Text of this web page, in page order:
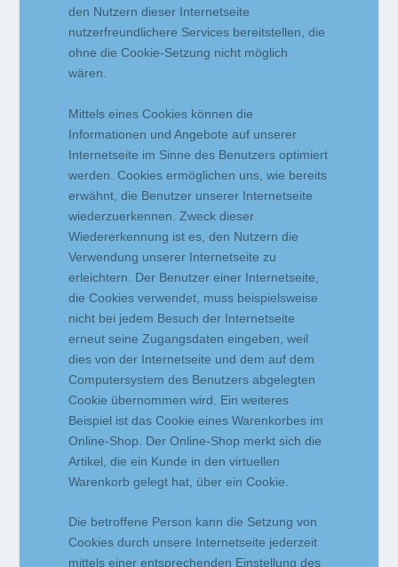
den Nutzern dieser Internetseite
nutzerfreundlichere Services bereitstellen, die
ohne die Cookie-Setzung nicht möglich
wären.
Mittels eines Cookies können die
Informationen und Angebote auf unserer
Internetseite im Sinne des Benutzers optimiert
werden. Cookies ermöglichen uns, wie bereits
erwähnt, die Benutzer unserer Internetseite
wiederzuerkennen. Zweck dieser
Wiedererkennung ist es, den Nutzern die
Verwendung unserer Internetseite zu
erleichtern. Der Benutzer einer Internetseite,
die Cookies verwendet, muss beispielsweise
nicht bei jedem Besuch der Internetseite
erneut seine Zugangsdaten eingeben, weil
dies von der Internetseite und dem auf dem
Computersystem des Benutzers abgelegten
Cookie übernommen wird. Ein weiteres
Beispiel ist das Cookie eines Warenkorbes im
Online-Shop. Der Online-Shop merkt sich die
Artikel, die ein Kunde in den virtuellen
Warenkorb gelegt hat, über ein Cookie.
Die betroffene Person kann die Setzung von
Cookies durch unsere Internetseite jederzeit
mittels einer entsprechenden Einstellung des